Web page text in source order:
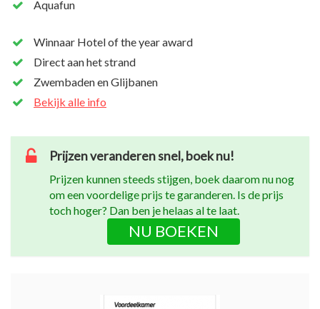
Aquafun
Winnaar Hotel of the year award
Direct aan het strand
Zwembaden en Glijbanen
Bekijk alle info
Prijzen veranderen snel, boek nu!
Prijzen kunnen steeds stijgen, boek daarom nu nog
om een voordelige prijs te garanderen. Is de prijs
toch hoger? Dan ben je helaas al te laat.
NU BOEKEN